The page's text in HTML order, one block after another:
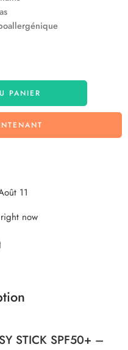
PANIER
11
now
STICK SPF50+ –